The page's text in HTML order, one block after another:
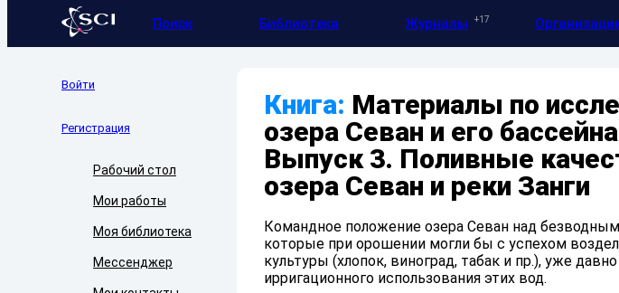
Поиск Библиотека Журналы 17
Войти
Регистрация
Рабочий стол
Мои работы
Моя библиотека
Мессенджер
Книга: Материалы по
озера Севан и его
Выпуск 3. Поливные
озера Севан и реки Занги
Командное положение озера Севан над
которые при орошении могли бы с успехом
культуры (хлопок, виноград, табак и пр.), уже
ирригационного использования этих вод.